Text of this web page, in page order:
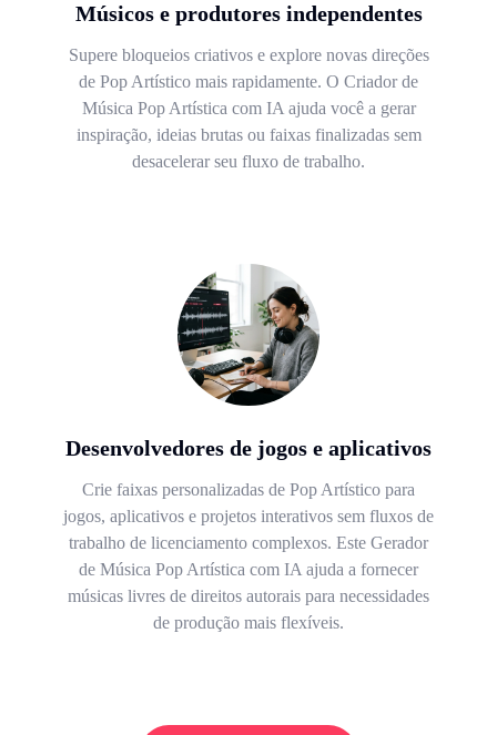
Músicos e produtores independentes
Supere bloqueios criativos e explore novas direções
de Pop Artístico mais rapidamente. O Criador de
Música Pop Artística com IA ajuda você a gerar
inspiração, ideias brutas ou faixas finalizadas sem
desacelerar seu fluxo de trabalho.
Desenvolvedores de jogos e aplicativos
Crie faixas personalizadas de Pop Artístico para
jogos, aplicativos e projetos interativos sem fluxos de
trabalho de licenciamento complexos. Este Gerador
de Música Pop Artística com IA ajuda a fornecer
músicas livres de direitos autorais para necessidades
de produção mais flexíveis.